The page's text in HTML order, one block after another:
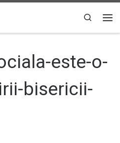
Search
este-o-
bisericii-